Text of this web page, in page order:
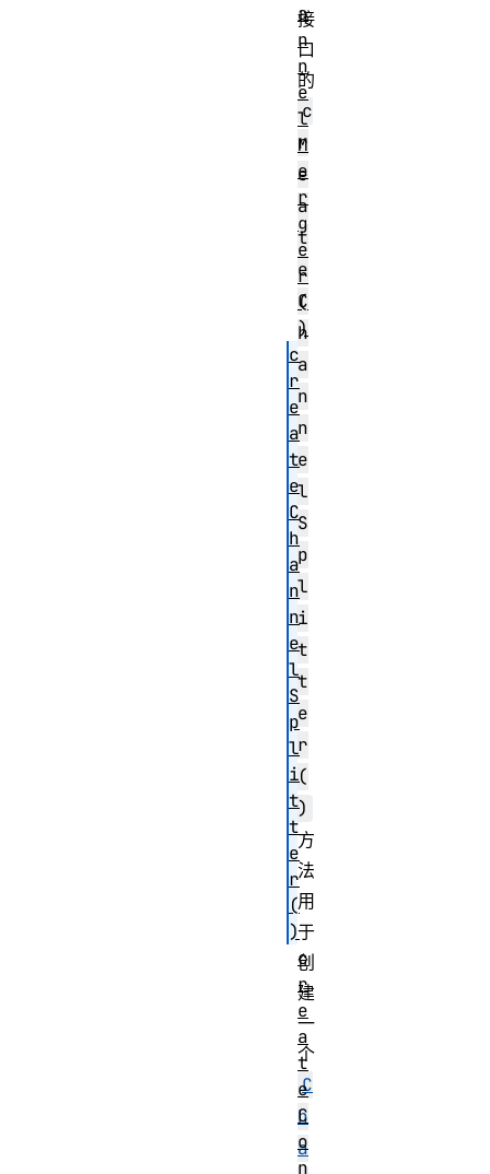
接
口
的
c
r
e
a
t
e
C
h
a
n
n
e
l
S
p
l
i
t
t
e
r
(
)
方
法
用
于
创
建
一
个
C
h
a
a
n
n
e
l
M
e
r
g
e
r
(
)
c
r
e
a
t
e
C
h
a
n
n
e
l
S
p
l
i
t
t
e
r
(
)
c
r
e
a
t
e
C
o
n